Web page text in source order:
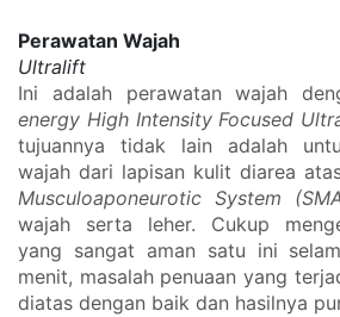
Perawatan Wajah
Ultralift
energy High Intensity Focused
tujuannya tidak lain adalah
wajah dari lapisan kulit diarea
Musculoaponeurotic System
wajah serta leher. Cukup
yang sangat aman satu ini
menit, masalah penuaan yang
diatas dengan baik dan hasilnya